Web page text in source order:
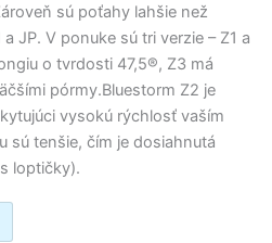
sú poťahy lahšie než
JP. V ponuke sú tri verzie – Z1 a
o tvrdosti 47,5®, Z3 má
pórmy.Bluestorm Z2 je
vysokú rýchlosť vaším
sú tenšie, čím je dosiahnutá
loptičky).